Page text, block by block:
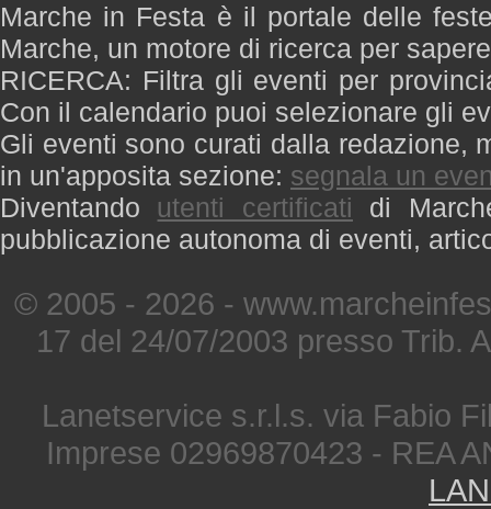
Marche in Festa è il portale delle
Marche, un motore di ricerca per
RICERCA: Filtra gli eventi per
Con il calendario puoi selezionare gli
Gli eventi sono curati dalla redazione,
in un'apposita sezione: segnala un
Diventando utenti certificati di
pubblicazione autonoma di eventi,
© 2005 - 2026 -
17 del 24/07/2003 presso Trib.
Lanetservice s.r.l.s. via Fabio
Imprese 02969870423 - REA